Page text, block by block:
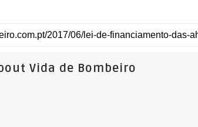
Vida de Bombeiro